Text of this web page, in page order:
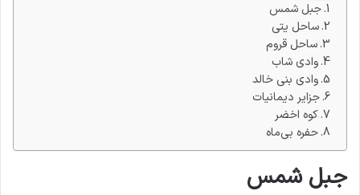
جبل شمس
ساحل یتی
ساحل قروم
وادی شاب
وادی بنی خالد
جزایر دیمانیات
کوه اخضر
حفره بی‌ماه
جبل شمس